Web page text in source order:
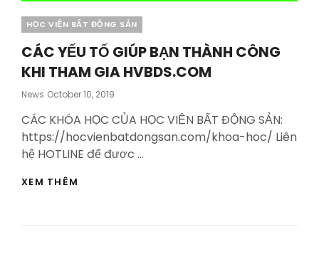
Categories
HỌC VIỆN BẤT ĐỘNG SẢN
CÁC YẾU TỐ GIÚP BẠN THÀNH CÔNG
KHI THAM GIA HVBDS.COM
News Posted
October 10, 2019
CÁC KHÓA HỌC CỦA HỌC VIỆN BẤT ĐỘNG SẢN:
https://hocvienbatdongsan.com/khoa-hoc/ Liên
hệ HOTLINE để được …
XEM THÊM